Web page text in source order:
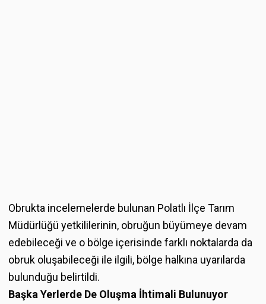
Obrukta incelemelerde bulunan Polatlı İlçe Tarım
Müdürlüğü yetkililerinin, obruğun büyümeye devam
edebileceği ve o bölge içerisinde farklı noktalarda da
obruk oluşabileceği ile ilgili, bölge halkına uyarılarda
bulunduğu belirtildi.
Başka Yerlerde De Oluşma İhtimali Bulunuyor